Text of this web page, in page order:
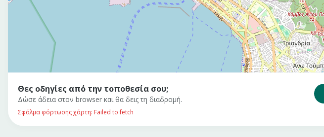
Θες οδηγίες από την τοποθεσία σου;
Δώσε άδεια στον browser και θα δεις τη διαδρομή.
Σφάλμα φόρτωσης χάρτη: Failed to fetch